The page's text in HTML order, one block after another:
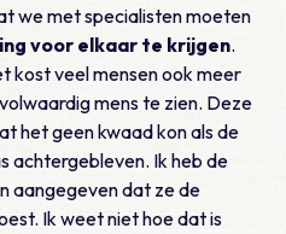
we met specialisten moeten
voor elkaar te krijgen.
kost veel mensen ook meer
mens te zien. Deze
het geen kwaad kon als de
achtergebleven. Ik heb de
aangegeven dat ze de
Ik weet niet hoe dat is